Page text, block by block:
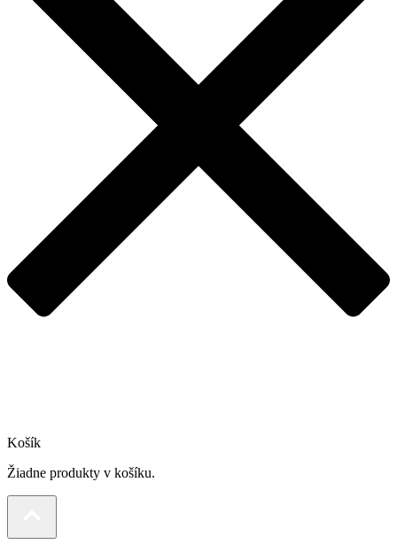
Košík
Žiadne produkty v košíku.